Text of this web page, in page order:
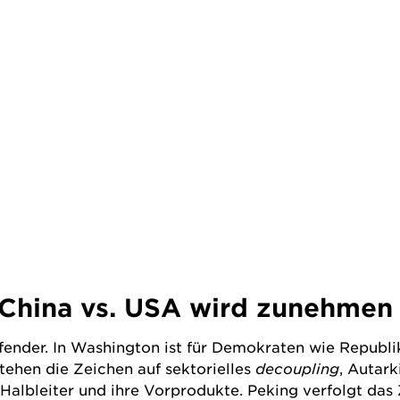
vs. USA wird zunehmen
In Washington ist für Demokraten wie
die Zeichen auf sektorielles decoupling,
und ihre Vorprodukte. Peking verfolgt